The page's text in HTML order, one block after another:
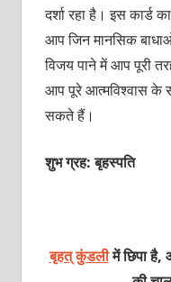
दर्शा रहा है। इस कार्ड
आप जिन मानसिक
विजय पाने में आप पूरी
आप पूरे आत्‍मविश्‍वास के
सकते हैं।
शुभ ग्रह: बृहस्‍पति
बृहत् कुंडलीमें छिपा है,